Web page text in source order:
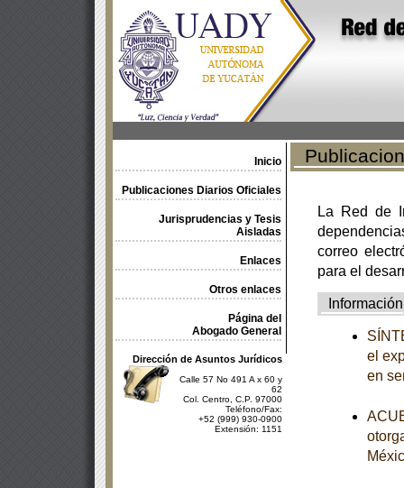
Inicio
Publicaciones Diarios Oficiales
Jurisprudencias y Tesis
Aisladas
Enlaces
Otros enlaces
Página del
Abogado General
Dirección de Asuntos Jurídicos
Calle 57 No 491 A x 60 y
62
Col. Centro, C.P. 97000
Teléfono/Fax:
+52 (999) 930-0900
Extensión: 1151
La Red de
correo
para el
Información
el
en